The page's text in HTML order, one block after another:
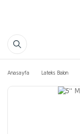
Anasayfa Lateks Balon